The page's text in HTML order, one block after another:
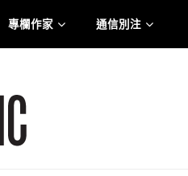
專欄作家 通信別注